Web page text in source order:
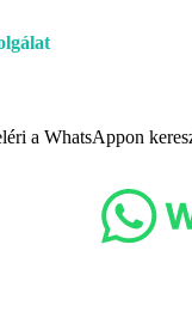
a WhatsAppon